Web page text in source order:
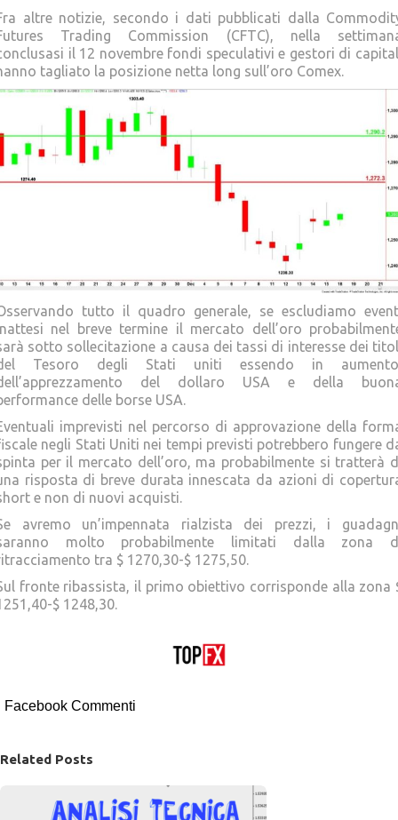
altre notizie, secondo i dati pubblicati dalla
Trading Commission (CFTC), nella
il 12 novembre fondi speculativi e gestori di
tagliato la posizione netta long sull’oro Comex.
tutto il quadro generale, se escludiamo
nel breve termine il mercato dell’oro
sotto sollecitazione a causa dei tassi di interesse dei
Tesoro degli Stati uniti essendo in
del dollaro USA e della
delle borse USA.
imprevisti nel percorso di approvazione della
negli Stati Uniti nei tempi previsti potrebbero fungere
per il mercato dell’oro, ma probabilmente si tratterà
risposta di breve durata innescata da azioni di
e non di nuovi acquisti.
avremo un’impennata rialzista dei prezzi, i
molto probabilmente limitati dalla zona
tra $ 1270,30-$ 1275,50.
fronte ribassista, il primo obiettivo corrisponde alla zona
$ 1248,30.
Facebook Commenti
Related Posts